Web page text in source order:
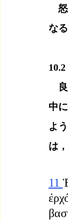
怒
な
良
中
よ
は
11